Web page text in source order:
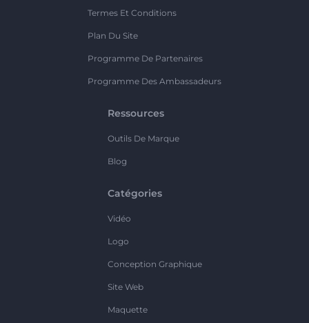
Termes Et Conditions
Plan Du Site
Programme De Partenaires
Programme Des Ambassadeurs
Ressources
Outils De Marque
Blog
Catégories
Vidéo
Logo
Conception Graphique
Site Web
Maquette